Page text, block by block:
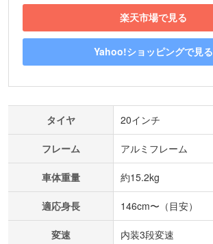
楽天市場で見る
Yahoo!ショッピングで見る
タイヤ 20インチ
フレーム アルミフレーム
車体重量 約15.2kg
適応身長 146cm〜（目安）
変速 内装3段変速